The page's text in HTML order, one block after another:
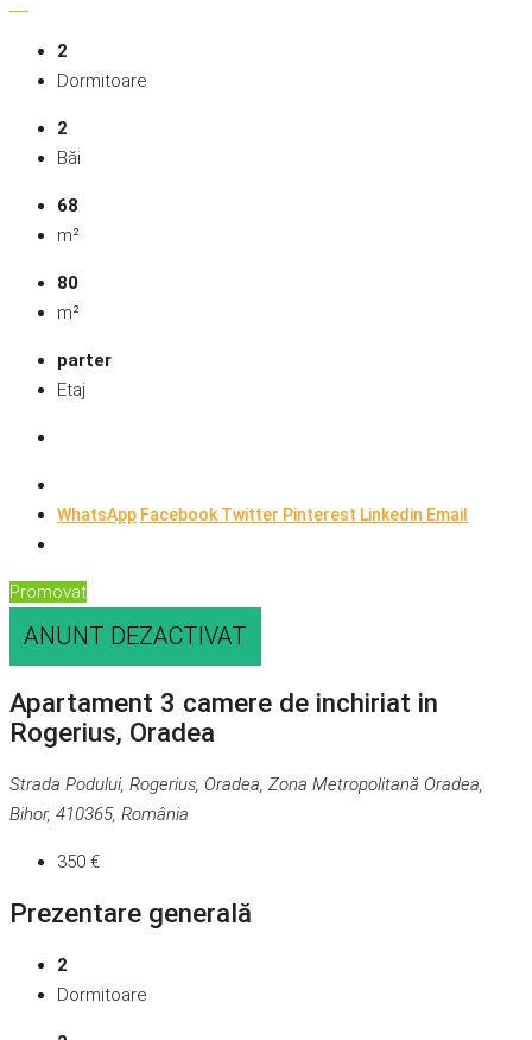
2
Dormitoare
2
Băi
68
m²
80
m²
parter
Etaj
WhatsApp FacebookTwitter Pinterest Linkedin Email
Promovat
ANUNT DEZACTIVAT
Apartament 3 camere de inchiriat in
Rogerius, Oradea
Strada Podului, Rogerius, Oradea, Zona Metropolitană Oradea,
Bihor, 410365, România
350 €
Prezentare generală
2
Dormitoare